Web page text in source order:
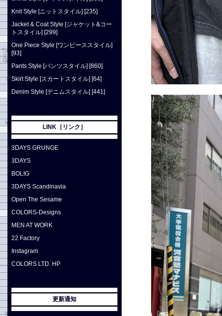
Knit Style [ニットスタイル] [235]
Jacket & Coat Style [ジャケット&コー
トスタイル] [299]
One Piece Style [ワンピーススタイル]
[93]
Pants Style [パンツスタイル] [860]
Skirt Style [スカートスタイル] [64]
Denim Style [デニムスタイル] [441]
LINK［リンク］
3DAYS GRUNGE
3DAYS
BOLIG
3DAYS Scandinavia
Open The Sesame
COLORS-Designs
MEN AT WORK
22 Factory
Instagram
COLORS LTD. HP
更新通知